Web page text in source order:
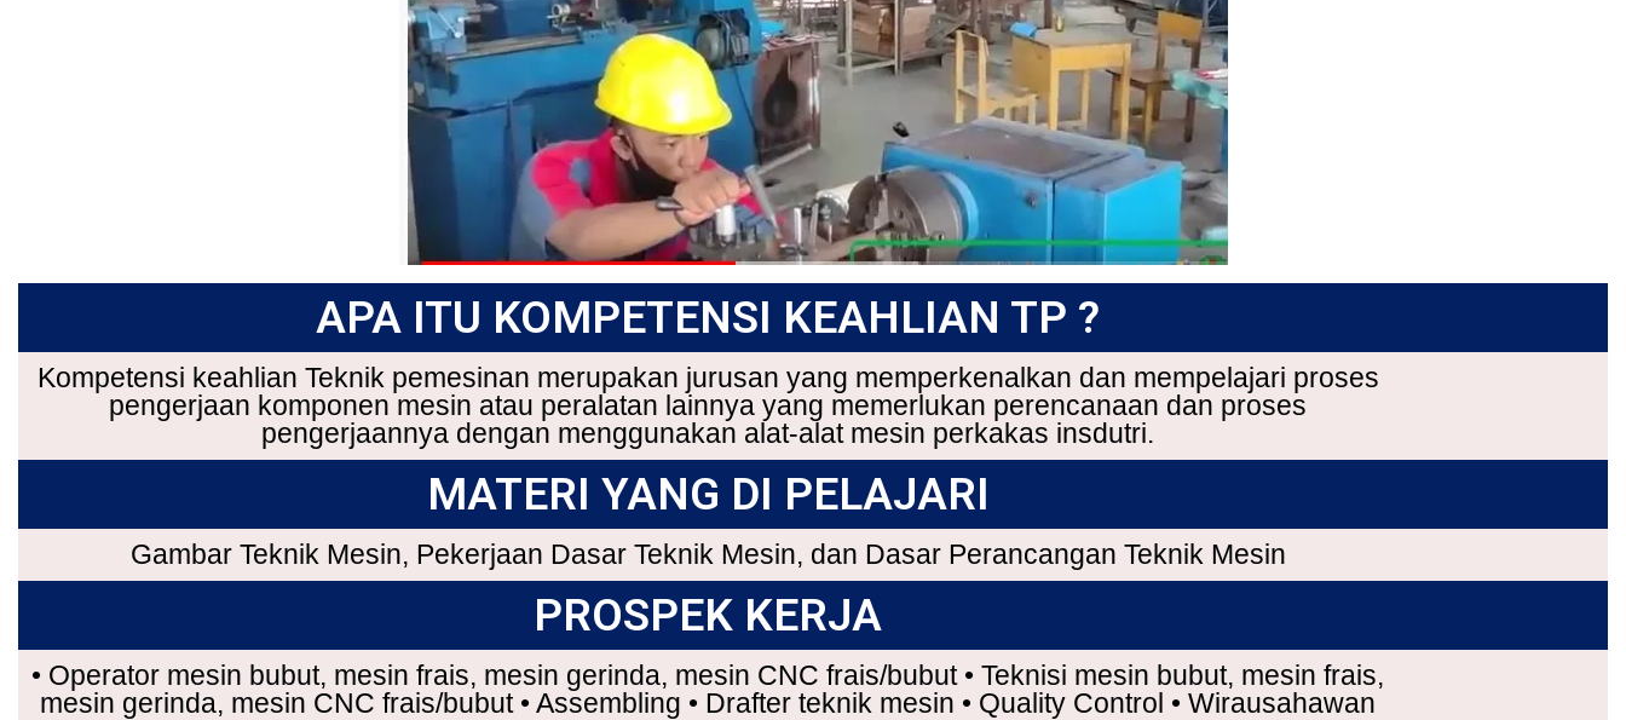
APA ITU KOMPETENSI KEAHLIAN TP ?
Kompetensi keahlian Teknik pemesinan merupakan jurusan yang memperkenalkan dan mempelajari proses
pengerjaan komponen mesin atau peralatan lainnya yang memerlukan perencanaan dan proses
pengerjaannya dengan menggunakan alat-alat mesin perkakas insdutri.
MATERI YANG DI PELAJARI
Gambar Teknik Mesin, Pekerjaan Dasar Teknik Mesin, dan Dasar Perancangan Teknik Mesin
PROSPEK KERJA
• Operator mesin bubut, mesin frais, mesin gerinda, mesin CNC frais/bubut • Teknisi mesin bubut, mesin frais,
mesin gerinda, mesin CNC frais/bubut • Assembling • Drafter teknik mesin • Quality Control • Wirausahawan